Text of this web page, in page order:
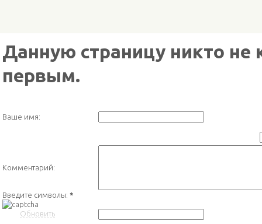
Данную страницу никто
первым.
Ваше имя:
Комментарий:
Введите символы: *
Обновить